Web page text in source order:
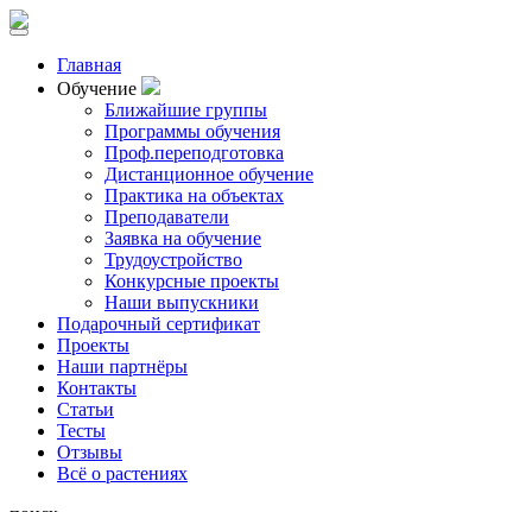
Главная
Обучение
Ближайшие группы
Программы обучения
Проф.переподготовка
Дистанционное обучение
Практика на объектах
Преподаватели
Заявка на обучение
Трудоустройство
Конкурсные проекты
Наши выпускники
Подарочный сертификат
Проекты
Наши партнёры
Контакты
Статьи
Тесты
Отзывы
Всё о растениях